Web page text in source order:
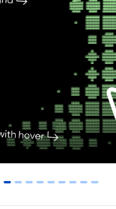
0 1 2 3 4 5 6 7 8